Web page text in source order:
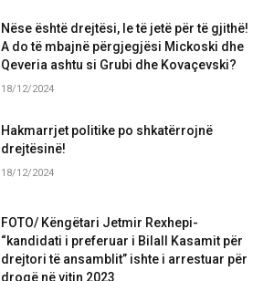
Nëse është drejtësi, le të jetë për të gjithë!
A do të mbajnë përgjegjësi Mickoski dhe
Qeveria ashtu si Grubi dhe Kovaçevski?
18/12/2024
Hakmarrjet politike po shkatërrojnë
drejtësinë!
18/12/2024
FOTO/ Këngëtari Jetmir Rexhepi-
“kandidati i preferuar i Bilall Kasamit për
drejtori të ansamblit” ishte i arrestuar për
drogë në vitin 2023